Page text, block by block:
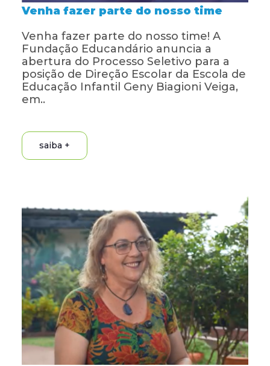
Venha fazer parte do nosso time
Venha fazer parte do nosso time! A
Fundação Educandário anuncia a
abertura do Processo Seletivo para a
posição de Direção Escolar da Escola de
Educação Infantil Geny Biagioni Veiga,
em..
saiba +